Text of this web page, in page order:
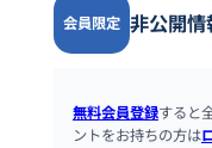
会員限定 非公開情
無料会員登録すると
ントをお持ちの方は